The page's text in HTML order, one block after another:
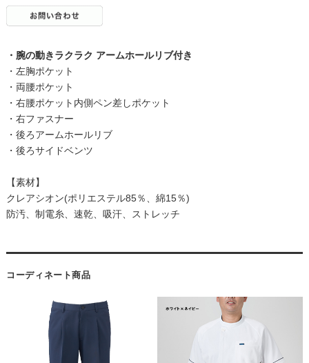
・腕の動きラクラク アームホールリブ付き
・左胸ポケット
・両腰ポケット
・右腰ポケット内側ペン差しポケット
・右ファスナー
・後ろアームホールリブ
・後ろサイドベンツ
【素材】
クレアシオン(ポリエステル85％、綿15％)
防汚、制電糸、速乾、吸汗、ストレッチ
コーディネート商品